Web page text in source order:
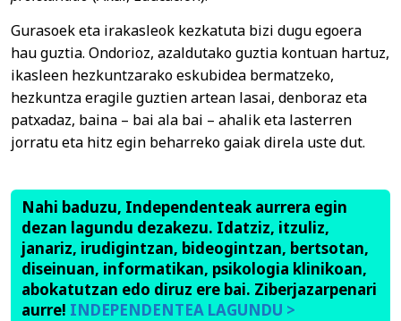
Gurasoek eta irakasleok kezkatuta bizi dugu egoera
hau guztia. Ondorioz, azaldutako guztia kontuan hartuz,
ikasleen hezkuntzarako eskubidea bermatzeko,
hezkuntza eragile guztien artean lasai, denboraz eta
patxadaz, baina – bai ala bai – ahalik eta lasterren
jorratu eta hitz egin beharreko gaiak direla uste dut.
Nahi baduzu, Independenteak aurrera egin
dezan lagundu dezakezu. Idatziz, itzuliz,
janariz, irudigintzan, bideogintzan, bertsotan,
diseinuan, informatikan, psikologia klinikoan,
abokatutzan edo diruz ere bai. Ziberjazarpenari
aurre! INDEPENDENTEA LAGUNDU >